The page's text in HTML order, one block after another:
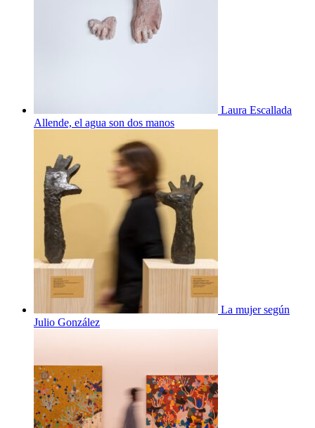
Laura Escallada
Allende, el agua son dos manos
La mujer según
Julio González